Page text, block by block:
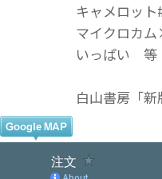
キャメロッ
マイクロカ
いっぱい 等
白山書房「